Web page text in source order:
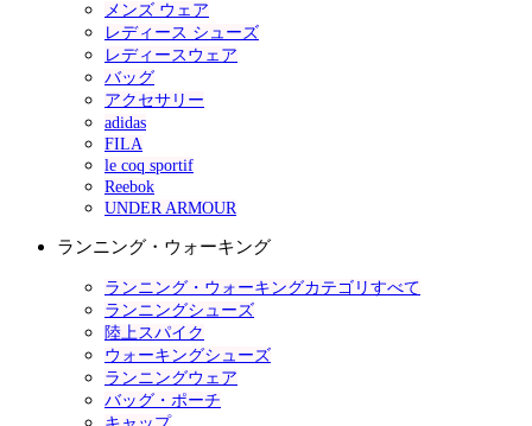
メンズ ウェア
レディース シューズ
レディースウェア
バッグ
アクセサリー
adidas
FILA
le coq sportif
Reebok
UNDER ARMOUR
ランニング・ウォーキング
ランニング・ウォーキングカテゴリすべて
ランニングシューズ
陸上スパイク
ウォーキングシューズ
ランニングウェア
バッグ・ポーチ